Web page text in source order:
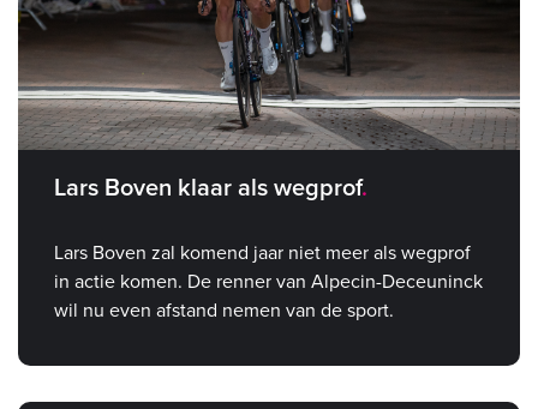
Lars Boven klaar als wegprof
Lars Boven zal komend jaar niet meer als wegprof
in actie komen. De renner van Alpecin-Deceuninck
wil nu even afstand nemen van de sport.